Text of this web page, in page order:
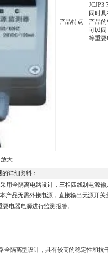
放大
产品特点：
JCJP3
同时
产品
可以同
等重要
的详细资料：
用全隔离电路设计，三相四线制电源
产品无需外接电源，直接输出无源开关
电器电源进行监测报警。
隔离型设计，具有较高的稳定性和抗